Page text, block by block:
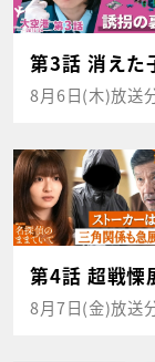
第3話 消えた
8月6日(木)放送
第4話 超戦慄
8月7日(金)放送